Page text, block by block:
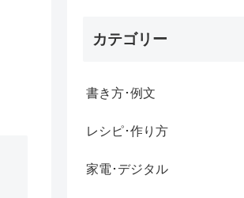
カテゴリー
書き方･例文
レシピ･作り方
家電･デジタル